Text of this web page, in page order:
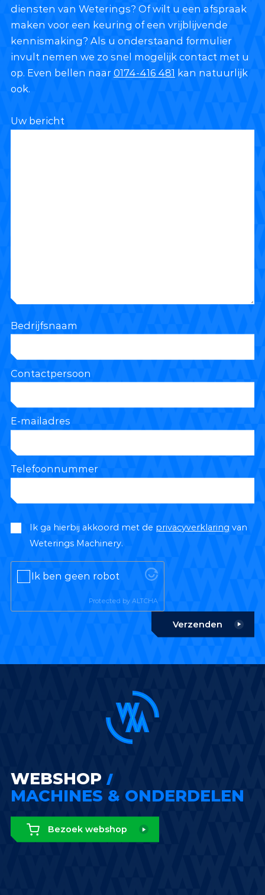
diensten van Weterings? Of wilt u een afspraak
maken voor een keuring of een vrijblijvende
kennismaking? Als u onderstaand formulier
invult nemen we zo snel mogelijk contact met u
op. Even bellen naar 0174-416 481 kan natuurlijk
ook.
Uw bericht
Bedrijfsnaam
Contactpersoon
E-mailadres
Telefoonnummer
Ik ga hierbij akkoord met de privacyverklaring van
Weterings Machinery.
Ik ben geen robot
Protected by ALTCHA
Verzenden
WEBSHOP
MACHINES & ONDERDELEN
Bezoek webshop